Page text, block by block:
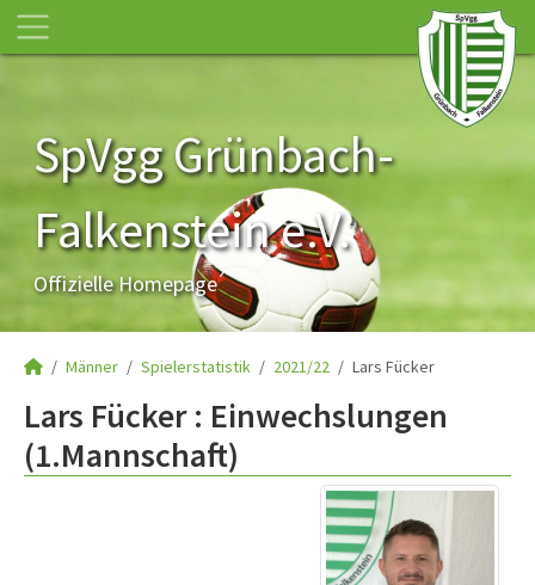
SpVgg Grünbach-
Falkenstein e.V.
Offizielle Homepage
Männer Spielerstatistik 2021/22 Lars Fücker
Lars Fücker : Einwechslungen
(1.Mannschaft)